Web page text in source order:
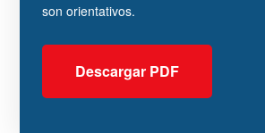
son orientativos.
Descargar PDF